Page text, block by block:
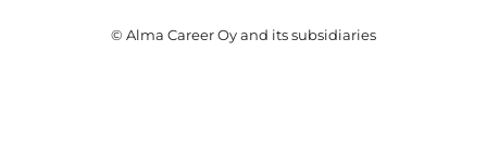
© Alma Career Oy and its subsidiaries